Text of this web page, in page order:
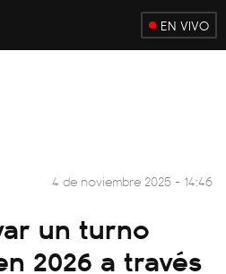
EN VIVO
4 de noviembre 2025 - 14:46
un turno
2026 a través